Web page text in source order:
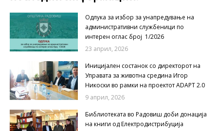
Одлука за избор за унапредување на
административни службеници по
интерен оглас број 1/2026
23 април, 2026
Иницијален состанок со директорот на
Управата за животна средина Игор
Никоски во рамки на проектот ADAPT 2.0
9 април, 2026
Библиотеката во Радовиш доби донација
на книги од Електродистрибуција